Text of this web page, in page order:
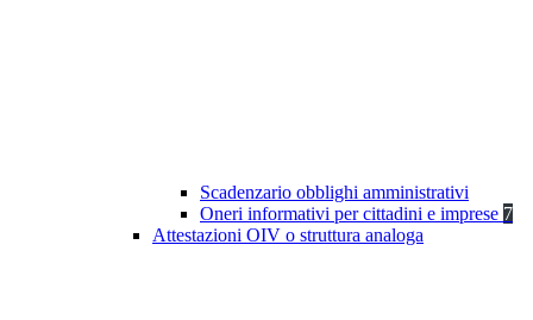
Scadenzario obblighi amministrativi
Oneri informativi per cittadini e imprese 7
Attestazioni OIV o struttura analoga